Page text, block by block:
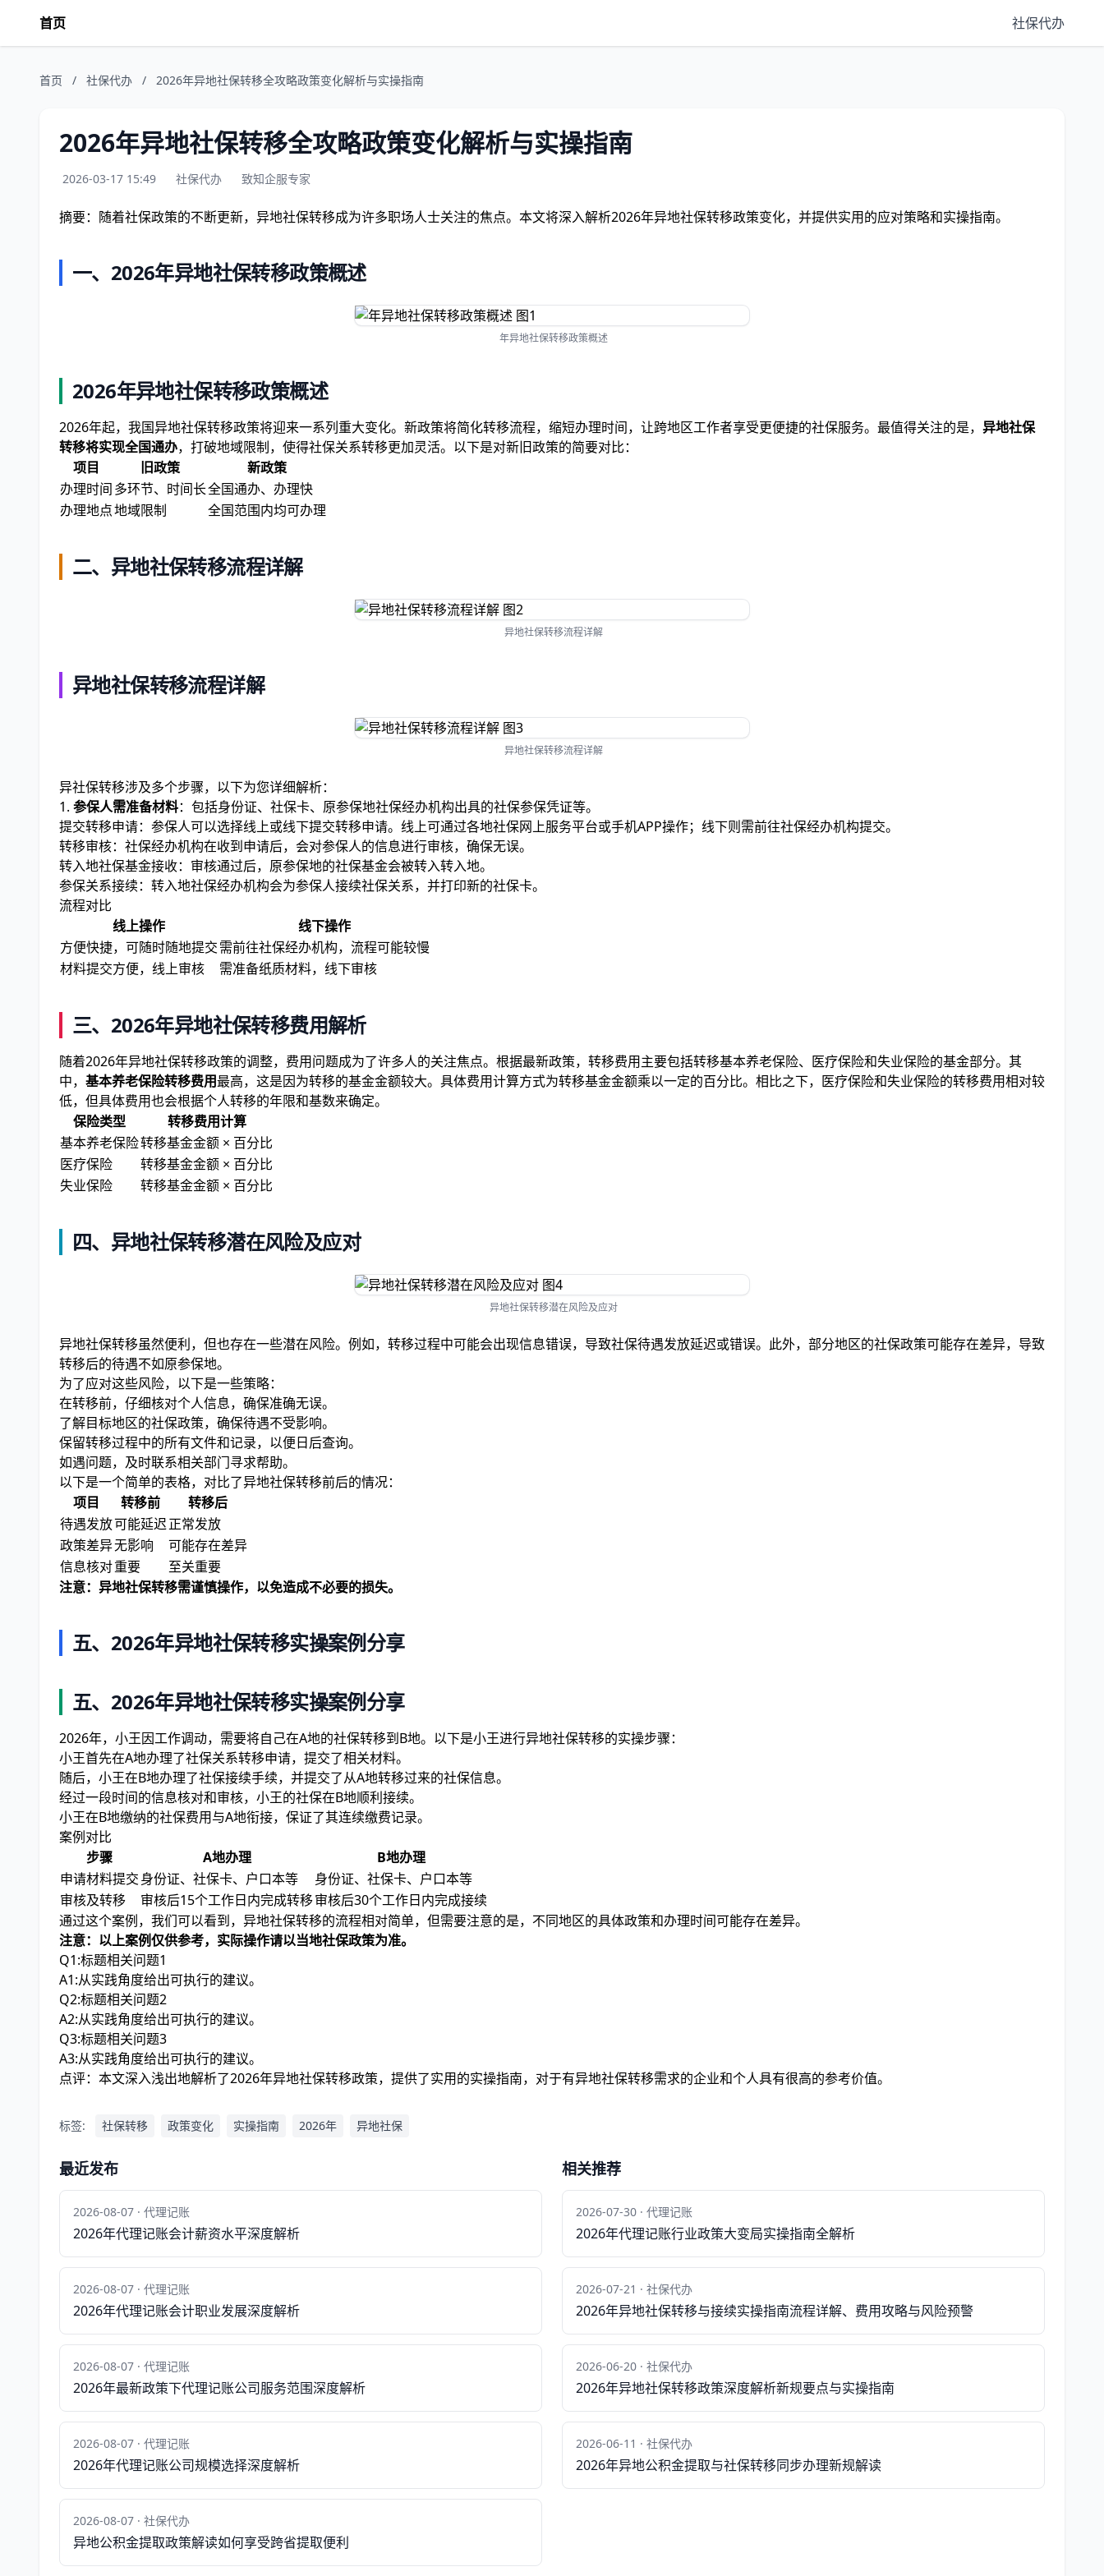
首页 社保代办
首页 / 社保代办 / 2026年异地社保转移全攻略政策变化解析与实操指南
2026年异地社保转移全攻略政策变化解析与实操指南
2026-03-17 15:49 社保代办 致知企服专家
摘要：随着社保政策的不断更新，异地社保转移成为许多职场人士关注的焦点。本文将深入解析2026年异地社保转移政策变化，并提供实用的应对策略和实操指南。
一、2026年异地社保转移政策概述
年异地社保转移政策概述
2026年异地社保转移政策概述
2026年起，我国异地社保转移政策将迎来一系列重大变化。新政策将简化转移流程，缩短办理时间，让跨地区工作者享受更便捷的社保服务。最值得关注的是， 异地社保
转移将实现全国通办，打破地域限制，使得社保关系转移更加灵活。以下是对新旧政策的简要对比：
项目
旧政策
新政策
办理时间多环节、时间长全国通办、办理快
办理地点地域限制 全国范围内均可办理
二、异地社保转移流程详解
异地社保转移流程详解
异地社保转移流程详解
异地社保转移流程详解
异社保转移涉及多个步骤，以下为您详细解析：
1. 参保人需准备材料：包括身份证、社保卡、原参保地社保经办机构出具的社保参保凭证等。
提交转移申请：参保人可以选择线上或线下提交转移申请。线上可通过各地社保网上服务平台或手机APP操作；线下则需前往社保经办机构提交。
转移审核：社保经办机构在收到申请后，会对参保人的信息进行审核，确保无误。
转入地社保基金接收：审核通过后，原参保地的社保基金会被转入转入地。
参保关系接续：转入地社保经办机构会为参保人接续社保关系，并打印新的社保卡。
流程对比
线上操作
线下操作
方便快捷，可随时随地提交需前往社保经办机构，流程可能较慢
材料提交方便，线上审核
需准备纸质材料，线下审核
三、2026年异地社保转移费用解析
随着2026年异地社保转移政策的调整，费用问题成为了许多人的关注焦点。根据最新政策，转移费用主要包括转移基本养老保险、医疗保险和失业保险的基金部分。其
中， 基本养老保险转移费用最高，这是因为转移的基金金额较大。具体费用计算方式为转移基金金额乘以一定的百分比。相比之下，医疗保险和失业保险的转移费用相对较
低，但具体费用也会根据个人转移的年限和基数来确定。
保险类型
转移费用计算
基本养老保险转移基金金额 × 百分比
医疗保险
转移基金金额 × 百分比
失业保险
转移基金金额 × 百分比
四、异地社保转移潜在风险及应对
异地社保转移潜在风险及应对
异地社保转移虽然便利，但也存在一些潜在风险。例如，转移过程中可能会出现信息错误，导致社保待遇发放延迟或错误。此外，部分地区的社保政策可能存在差异，导致
转移后的待遇不如原参保地。
为了应对这些风险，以下是一些策略：
在转移前，仔细核对个人信息，确保准确无误。
了解目标地区的社保政策，确保待遇不受影响。
保留转移过程中的所有文件和记录，以便日后查询。
如遇问题，及时联系相关部门寻求帮助。
以下是一个简单的表格，对比了异地社保转移前后的情况：
项目
转移前
转移后
待遇发放可能延迟正常发放
政策差异无影响
可能存在差异
信息核对重要
至关重要
注意：异地社保转移需谨慎操作，以免造成不必要的损失。
五、2026年异地社保转移实操案例分享
五、2026年异地社保转移实操案例分享
2026年，小王因工作调动，需要将自己在A地的社保转移到B地。以下是小王进行异地社保转移的实操步骤：
小王首先在A地办理了社保关系转移申请，提交了相关材料。
随后，小王在B地办理了社保接续手续，并提交了从A地转移过来的社保信息。
经过一段时间的信息核对和审核，小王的社保在B地顺利接续。
小王在B地缴纳的社保费用与A地衔接，保证了其连续缴费记录。
案例对比
步骤
A地办理
B地办理
申请材料提交身份证、社保卡、户口本等
身份证、社保卡、户口本等
审核及转移
审核后15个工作日内完成转移审核后30个工作日内完成接续
通过这个案例，我们可以看到，异地社保转移的流程相对简单，但需要注意的是，不同地区的具体政策和办理时间可能存在差异。
注意：以上案例仅供参考，实际操作请以当地社保政策为准。
Q1:标题相关问题1
A1:从实践角度给出可执行的建议。
Q2:标题相关问题2
A2:从实践角度给出可执行的建议。
Q3:标题相关问题3
A3:从实践角度给出可执行的建议。
点评：本文深入浅出地解析了2026年异地社保转移政策，提供了实用的实操指南，对于有异地社保转移需求的企业和个人具有很高的参考价值。
标签: 社保转移 政策变化 实操指南 2026年 异地社保
最近发布
2026-08-07 · 代理记账
2026年代理记账会计薪资水平深度解析
2026-08-07 · 代理记账
2026年代理记账会计职业发展深度解析
2026-08-07 · 代理记账
2026年最新政策下代理记账公司服务范围深度解析
2026-08-07 · 代理记账
2026年代理记账公司规模选择深度解析
2026-08-07 · 社保代办
异地公积金提取政策解读如何享受跨省提取便利
相关推荐
2026-07-30 · 代理记账
2026年代理记账行业政策大变局实操指南全解析
2026-07-21 · 社保代办
2026年异地社保转移与接续实操指南流程详解、费用攻略与风险预警
2026-06-20 · 社保代办
2026年异地社保转移政策深度解析新规要点与实操指南
2026-06-11 · 社保代办
2026年异地公积金提取与社保转移同步办理新规解读